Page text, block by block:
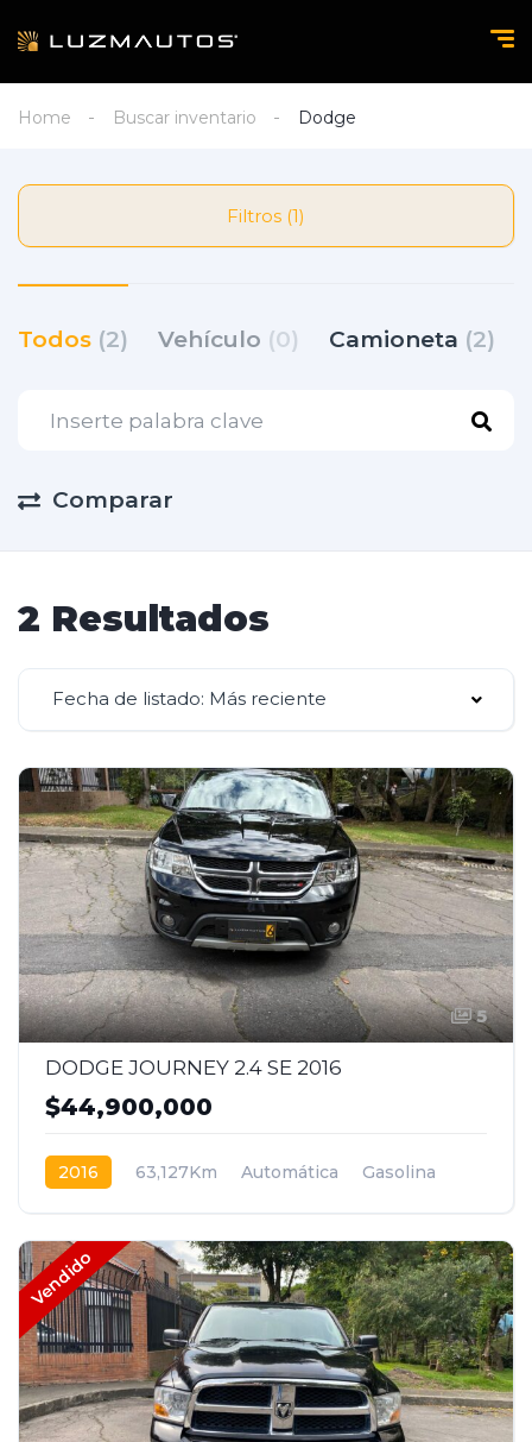
Home Buscar inventario Dodge
Filtros (1)
Todos (2) Vehículo (0) Camioneta (2)
Comparar
2 Resultados
Fecha de listado: Más reciente
5
DODGE JOURNEY 2.4 SE 2016
$44,900,000
2016 63,127Km Automática
Gasolina
Vendido